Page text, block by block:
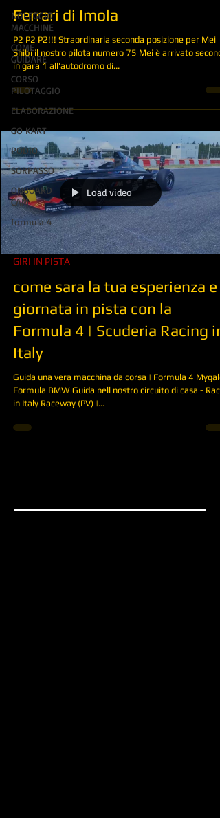
NOLEGGIO
MACCHINE
COME
GUIDARE
CORSO
PILOTAGGIO
ELABORAZIONE
GO KART
PODIO
SORPASSO
ONBOARD
CAM
formula 4
Ferrari di Imola
P2 P2 P2!!! Straordinaria seconda posizione per Mei
Shibi il nostro pilota numero 75 Mei è arrivato secondo
in gara 1 all'autodromo di...
Load video
GIRI IN PISTA
come sara la tua esperienza e
giornata in pista con la
Formula 4 | Scuderia Racing in
Italy
Guida una vera macchina da corsa | Formula 4 Mygale
Formula BMW Guida nell nostro circuito di casa -
in Italy Raceway (PV) |...